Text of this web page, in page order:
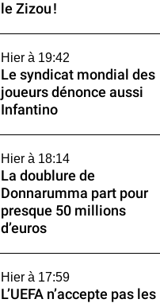
le Zizou !
Hier à 19:42
Le syndicat mondial des
joueurs dénonce aussi
Infantino
Hier à 18:14
La doublure de
Donnarumma part pour
presque 50 millions
d’euros
Hier à 17:59
L’UEFA n’accepte pas les